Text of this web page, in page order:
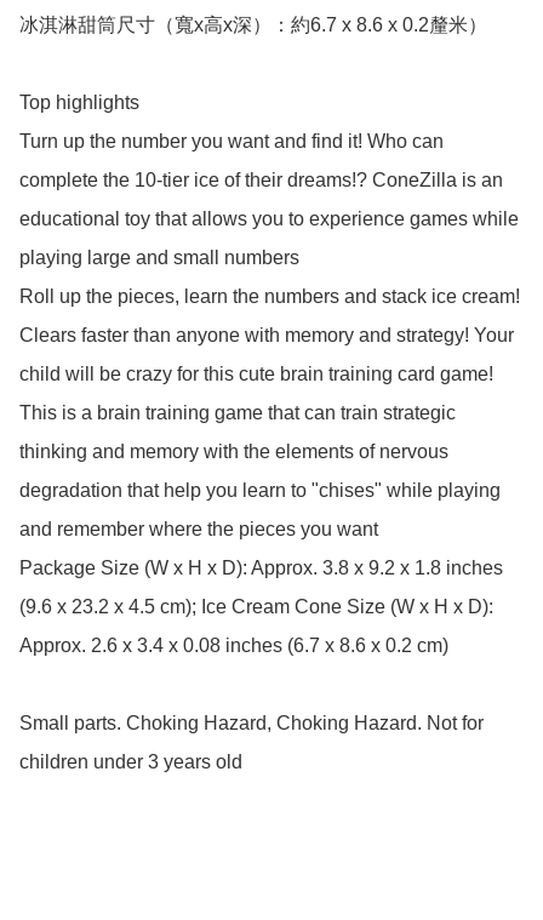
冰淇淋甜筒尺寸（寬x高x深）：約6.7 x 8.6 x 0.2釐米）
Top highlights
Turn up the number you want and find it! Who can
complete the 10-tier ice of their dreams!? ConeZilla is an
educational toy that allows you to experience games while
playing large and small numbers
Roll up the pieces, learn the numbers and stack ice cream!
Clears faster than anyone with memory and strategy! Your
child will be crazy for this cute brain training card game!
This is a brain training game that can train strategic
thinking and memory with the elements of nervous
degradation that help you learn to "chises" while playing
and remember where the pieces you want
Package Size (W x H x D): Approx. 3.8 x 9.2 x 1.8 inches
(9.6 x 23.2 x 4.5 cm); Ice Cream Cone Size (W x H x D):
Approx. 2.6 x 3.4 x 0.08 inches (6.7 x 8.6 x 0.2 cm)
Small parts. Choking Hazard, Choking Hazard. Not for
children under 3 years old